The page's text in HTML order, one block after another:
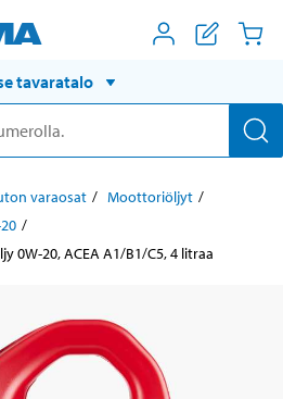
tavaratalo
varaosat
Moottoriöljyt
0W-20, ACEA A1/B1/C5, 4 litraa